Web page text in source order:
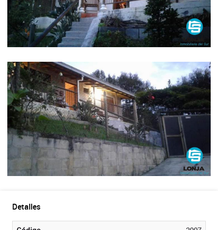
Detalles